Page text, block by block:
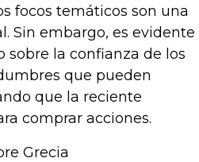
focos temáticos son una
Sin embargo, es evidente
la confianza de los
que pueden
que la reciente
comprar acciones.
Grecia